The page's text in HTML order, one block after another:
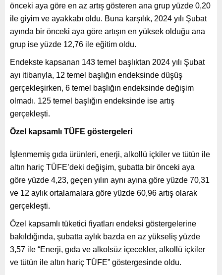
önceki aya göre en az artış gösteren ana grup yüzde 0,20
ile giyim ve ayakkabı oldu. Buna karşılık, 2024 yılı Şubat
ayında bir önceki aya göre artışın en yüksek olduğu ana
grup ise yüzde 12,76 ile eğitim oldu.
Endekste kapsanan 143 temel başlıktan 2024 yılı Şubat
ayı itibarıyla, 12 temel başlığın endeksinde düşüş
gerçekleşirken, 6 temel başlığın endeksinde değişim
olmadı. 125 temel başlığın endeksinde ise artış
gerçekleşti.
Özel kapsamlı TÜFE göstergeleri
İşlenmemiş gıda ürünleri, enerji, alkollü içkiler ve tütün ile
altın hariç TÜFE’deki değişim, şubatta bir önceki aya
göre yüzde 4,23, geçen yılın aynı ayına göre yüzde 70,31
ve 12 aylık ortalamalara göre yüzde 60,96 artış olarak
gerçekleşti.
Özel kapsamlı tüketici fiyatları endeksi göstergelerine
bakıldığında, şubatta aylık bazda en az yükseliş yüzde
3,57 ile “Enerji, gıda ve alkolsüz içecekler, alkollü içkiler
ve tütün ile altın hariç TÜFE” göstergesinde oldu.